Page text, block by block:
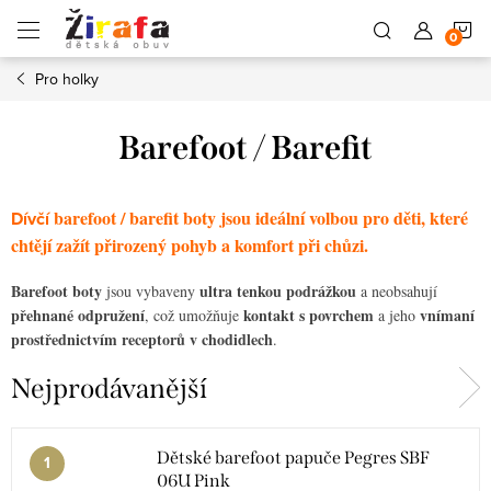
obsah
Pro holky
Barefoot / Barefit
Dívčíbarefoot / barefit boty jsou ideální volbou pro děti, které
chtějí zažít přirozený pohyb a komfort při chůzi.
Barefoot boty jsou vybaveny ultra tenkou podrážkou a neobsahují
přehnané odpružení, což umožňuje kontakt s povrchem a jeho vnímaní
prostřednictvím receptorů v chodidlech.
Nejprodávanější
Dětské barefoot papuče Pegres SBF
06U Pink